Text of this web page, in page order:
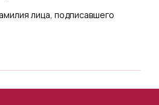
лица, подписавшего